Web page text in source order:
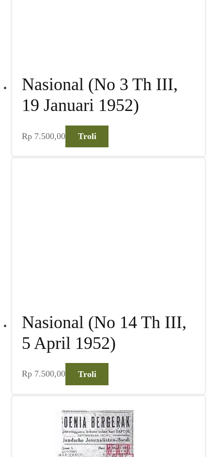
Nasional (No 3 Th III,
19 Januari 1952)
Rp 7.500,00 Troli
Nasional (No 14 Th III,
5 April 1952)
Rp 7.500,00 Troli